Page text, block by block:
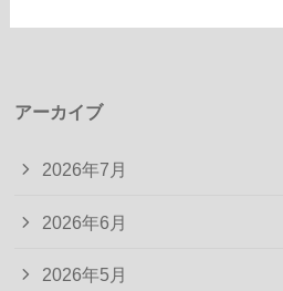
アーカイブ
2026年7月
2026年6月
2026年5月